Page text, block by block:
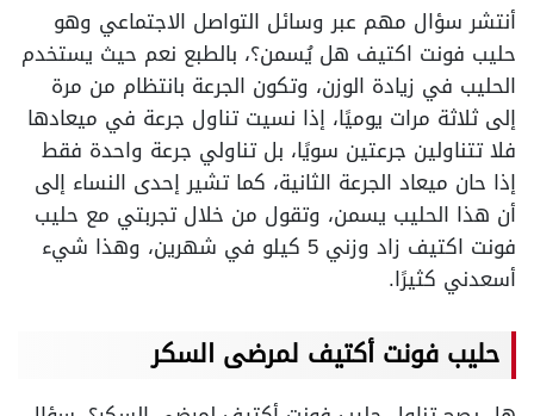
أنتشر سؤال مهم عبر وسائل التواصل الاجتماعي وهو
حليب فونت اكتيف هل يُسمن؟، بالطبع نعم حيث يستخدم
الحليب في زيادة الوزن، وتكون الجرعة بانتظام من مرة
إلى ثلاثة مرات يوميًا، إذا نسيت تناول جرعة في ميعادها
فلا تتناولين جرعتين سويًا، بل تناولي جرعة واحدة فقط
إذا حان ميعاد الجرعة الثانية، كما تشير إحدى النساء إلى
أن هذا الحليب يسمن، وتقول من خلال تجربتي مع حليب
فونت اكتيف زاد وزني 5 كيلو في شهرين، وهذا شيء
أسعدني كثيرًا.
حليب فونت أكتيف لمرضى السكر